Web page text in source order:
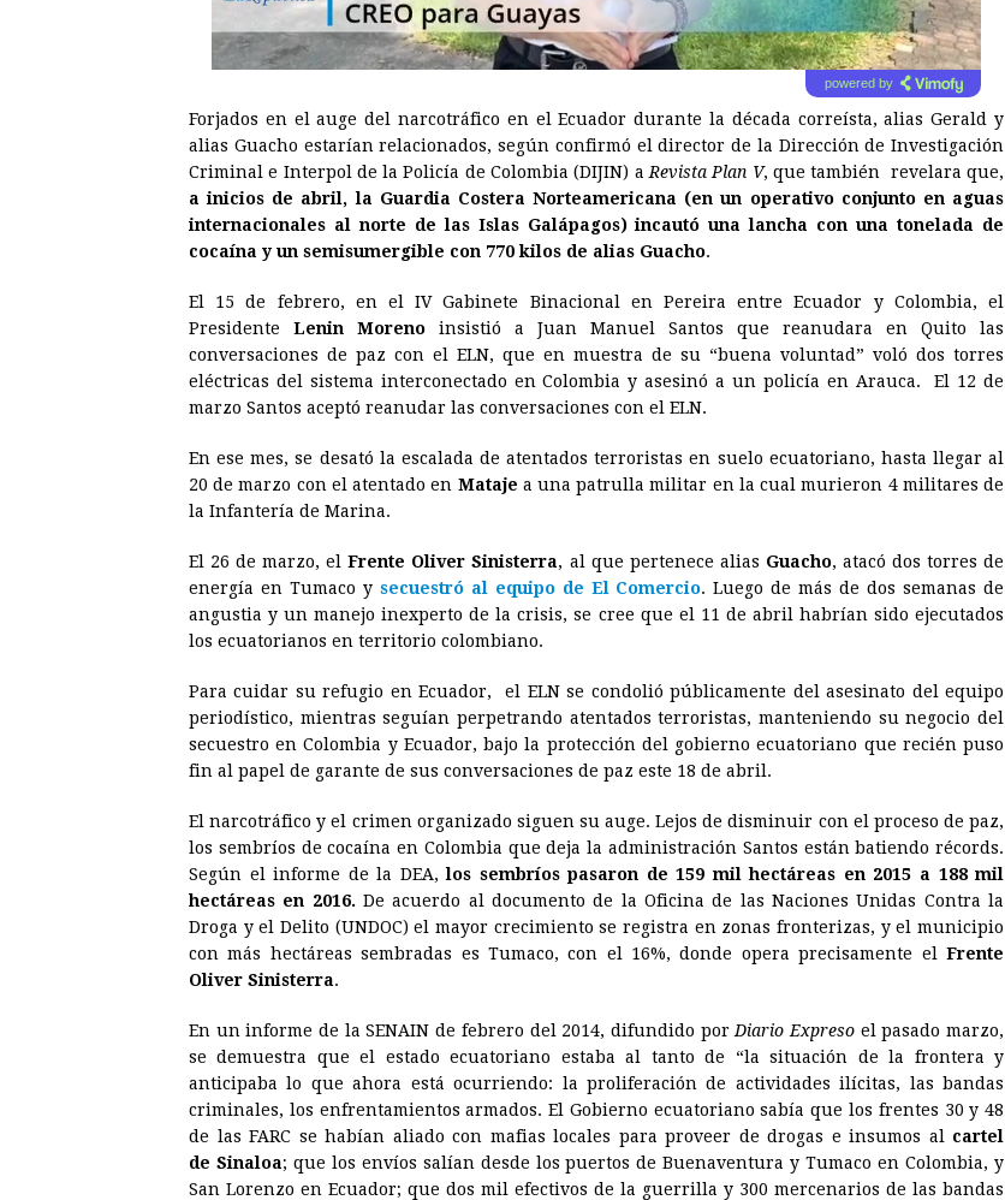
powered by
Forjados en el auge del narcotráfico en el Ecuador durante la década correísta, alias Gerald y
alias Guacho estarían relacionados, según confirmó el director de la Dirección de Investigación
Criminal e Interpol de la Policía de Colombia (DIJIN) aRevista Plan V, que también revelara que,
a inicios de abril, la Guardia Costera Norteamericana (en un operativo conjunto en aguas
internacionales al norte de las Islas Galápagos) incautó una lancha con una tonelada de
cocaína y un semisumergible con 770 kilos de alias Guacho.
El 15 de febrero, en el IV Gabinete Binacional en Pereira entre Ecuador y Colombia, el
PresidenteLenin Moreno insistió a Juan Manuel Santos que reanudara en Quito las
conversaciones de paz con el ELN, que en muestra de su “buena voluntad” voló dos torres
eléctricas del sistema interconectado en Colombia y asesinó a un policía en Arauca. El 12 de
marzo Santos aceptó reanudar las conversaciones con el ELN.
En ese mes, se desató la escalada de atentados terroristas en suelo ecuatoriano, hasta llegar al
20 de marzo con el atentado en Mataje a una patrulla militar en la cual murieron 4 militares de
la Infantería de Marina.
El 26 de marzo, elFrente Oliver Sinisterra, al que pertenece alias Guacho, atacó dos torres de
energía en Tumaco y secuestró al equipo de El Comercio. Luego de más de dos semanas de
angustia y un manejo inexperto de la crisis, se cree que el 11 de abril habrían sido ejecutados
los ecuatorianos en territorio colombiano.
Para cuidar su refugio en Ecuador, el ELN se condolió públicamente del asesinato del equipo
periodístico, mientras seguían perpetrando atentados terroristas, manteniendo su negocio del
secuestro en Colombia y Ecuador, bajo la protección del gobierno ecuatoriano que recién puso
fin al papel de garante de sus conversaciones de paz este 18 de abril.
El narcotráfico y el crimen organizado siguen su auge. Lejos de disminuir con el proceso de paz,
los sembríos de cocaína en Colombia que deja la administración Santos están batiendo récords.
Según el informe de la DEA,los sembríos pasaron de 159 mil hectáreas en 2015 a 188 mil
hectáreas en 2016. De acuerdo al documento de la Oficina de las Naciones Unidas Contra la
Droga y el Delito (UNDOC) el mayor crecimiento se registra en zonas fronterizas, y el municipio
con más hectáreas sembradas es Tumaco, con el 16%, donde opera precisamente elFrente
Oliver Sinisterra.
En un informe de la SENAIN de febrero del 2014, difundido porDiario Expreso el pasado marzo,
se demuestra que el estado ecuatoriano estaba al tanto de “la situación de la frontera y
anticipaba lo que ahora está ocurriendo: la proliferación de actividades ilícitas, las bandas
criminales, los enfrentamientos armados. El Gobierno ecuatoriano sabía que los frentes 30 y 48
de las FARC se habían aliado con mafias locales para proveer de drogas e insumos al cartel
de Sinaloa; que los envíos salían desde los puertos de Buenaventura y Tumaco en Colombia, y
San Lorenzo en Ecuador; que dos mil efectivos de la guerrilla y 300 mercenarios de las bandas